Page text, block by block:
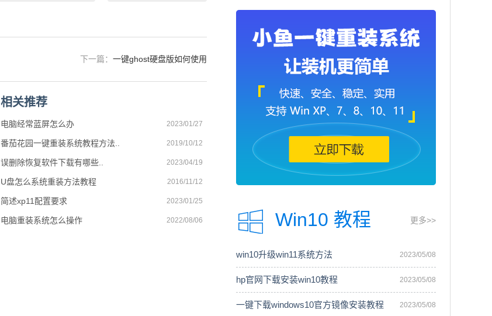
下一篇：一键ghost硬盘版如何使用
相关推荐
电脑经常蓝屏怎么办 2023/01/27
番茄花园一键重装系统教程方法.. 2019/10/12
误删除恢复软件下载有哪些.. 2023/04/19
U盘怎么系统重装方法教程 2016/11/12
简述xp11配置要求 2023/01/25
电脑重装系统怎么操作 2022/08/06 Win10 教程 更多>>
win10升级win11系统方法 2023/05/08
hp官网下载安装win10教程 2023/05/08
一键下载windows10官方镜像安装教程 2023/05/08